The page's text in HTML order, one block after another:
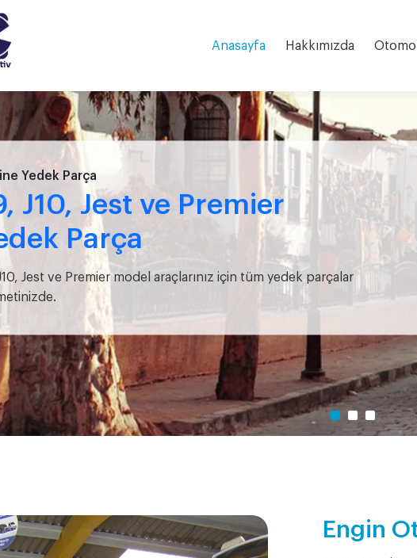
Anasayfa Hakkımızda
Yedek Parça
J10, Jest ve Premier
Parça
Jest ve Premier model araçlarınız için tüm yedek parçalar
Engin